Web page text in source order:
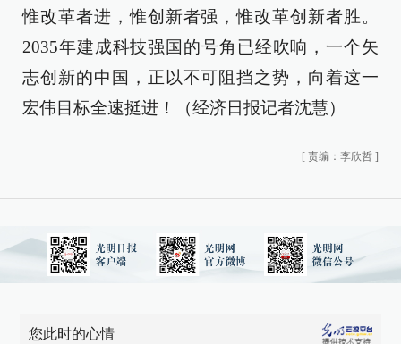
惟改革者进，惟创新者强，惟改革创新者胜。
2035年建成科技强国的号角已经吹响，一个矢
志创新的中国，正以不可阻挡之势，向着这一
宏伟目标全速挺进！（经济日报记者沈慧）
[ 责编：李欣哲 ]
您此时的心情